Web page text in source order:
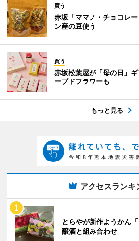
買う
赤坂「ママノ・チョコレ
ン産の豆使う
買う
赤坂松葉屋が「母の日」
ーブドフラワーも
もっと見る
アクセスランキ
とらやが新作ようかん
醸酒と組み合わせ